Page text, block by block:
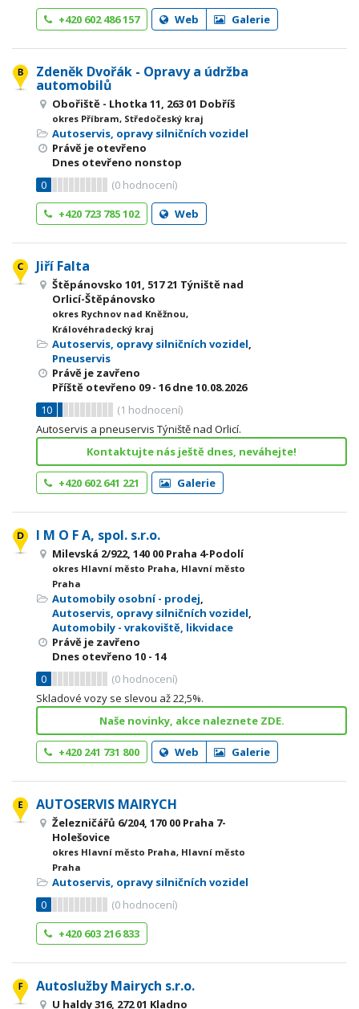
+420 602 486 157
Web Galerie
Zdeněk Dvořák - Opravy a údržba
automobilů
Obořiště - Lhotka 11, 263 01 Dobříš
okres Příbram, Středočeský kraj
Autoservis, opravy silničních vozidel
Právě je otevřeno
Dnes otevřeno nonstop
0
(0 hodnocení)
+420 723 785 102
Web
Jiří Falta
Štěpánovsko 101, 517 21 Týniště nad
Orlicí-Štěpánovsko
okres Rychnov nad Kněžnou,
Královéhradecký kraj
Autoservis, opravy silničních vozidel,
Pneuservis
Právě je zavřeno
Příště otevřeno 09 - 16dne 10.08.2026
10
(1 hodnocení)
Autoservis a pneuservis Týniště nad Orlicí.
Kontaktujte nás ještě dnes, neváhejte!
+420 602 641 221 Galerie
I M O F A, spol. s.r.o.
Milevská 2/922, 140 00 Praha 4-Podolí
okres Hlavní město Praha, Hlavní město
Praha
Automobily osobní - prodej,
Autoservis, opravy silničních vozidel,
Automobily - vrakoviště, likvidace
Právě je zavřeno
Dnes otevřeno 10 - 14
0
(0 hodnocení)
Skladové vozy se slevou až 22,5%.
Naše novinky, akce naleznete ZDE.
+420 241 731 800 Web Galerie
AUTOSERVIS MAIRYCH
Železničářů 6/204, 170 00 Praha 7-
Holešovice
okres Hlavní město Praha, Hlavní město
Praha
Autoservis, opravy silničních vozidel
0
(0 hodnocení)
+420 603 216 833
Autoslužby Mairych s.r.o.
U haldy 316, 272 01 Kladno